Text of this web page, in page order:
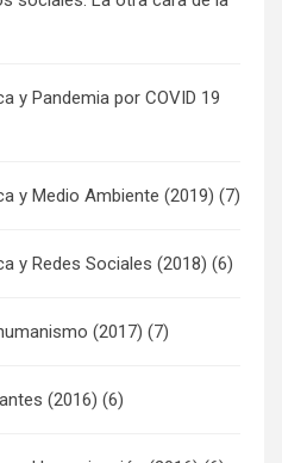
y Pandemia por COVID 19
y Medio Ambiente (2019) (7)
y Redes Sociales (2018) (6)
(2017) (7)
(2016) (6)